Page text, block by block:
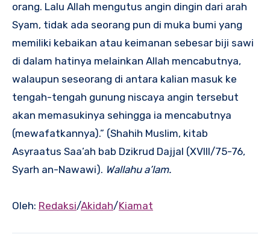
orang. Lalu Allah mengutus angin dingin dari arah
Syam, tidak ada seorang pun di muka bumi yang
memiliki kebaikan atau keimanan sebesar biji sawi
di dalam hatinya melainkan Allah mencabutnya,
walaupun seseorang di antara kalian masuk ke
tengah-tengah gunung niscaya angin tersebut
akan memasukinya sehingga ia mencabutnya
(mewafatkannya).” (Shahih Muslim, kitab
Asyraatus Saa’ah bab Dzikrud Dajjal (XVIII/75-76,
Syarh an-Nawawi). Wallahu a’lam.
Oleh: Redaksi/Akidah/Kiamat